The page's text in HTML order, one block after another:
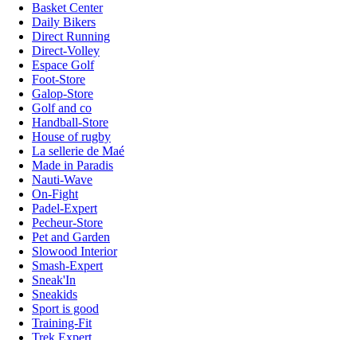
Basket Center
Daily Bikers
Direct Running
Direct-Volley
Espace Golf
Foot-Store
Galop-Store
Golf and co
Handball-Store
House of rugby
La sellerie de Maé
Made in Paradis
Nauti-Wave
On-Fight
Padel-Expert
Pecheur-Store
Pet and Garden
Slowood Interior
Smash-Expert
Sneak'In
Sneakids
Sport is good
Training-Fit